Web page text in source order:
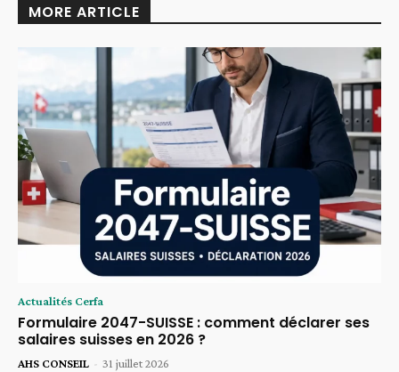
MORE ARTICLE
Actualités Cerfa
Formulaire 2047-SUISSE : comment déclarer ses
salaires suisses en 2026 ?
AHS CONSEIL - 31 juillet 2026